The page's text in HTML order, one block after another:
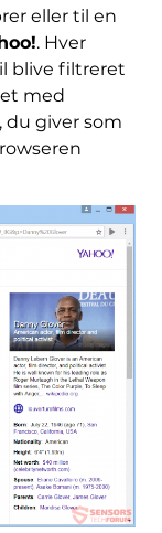
eller til en
. Hver
blive filtreret
med
du giver som